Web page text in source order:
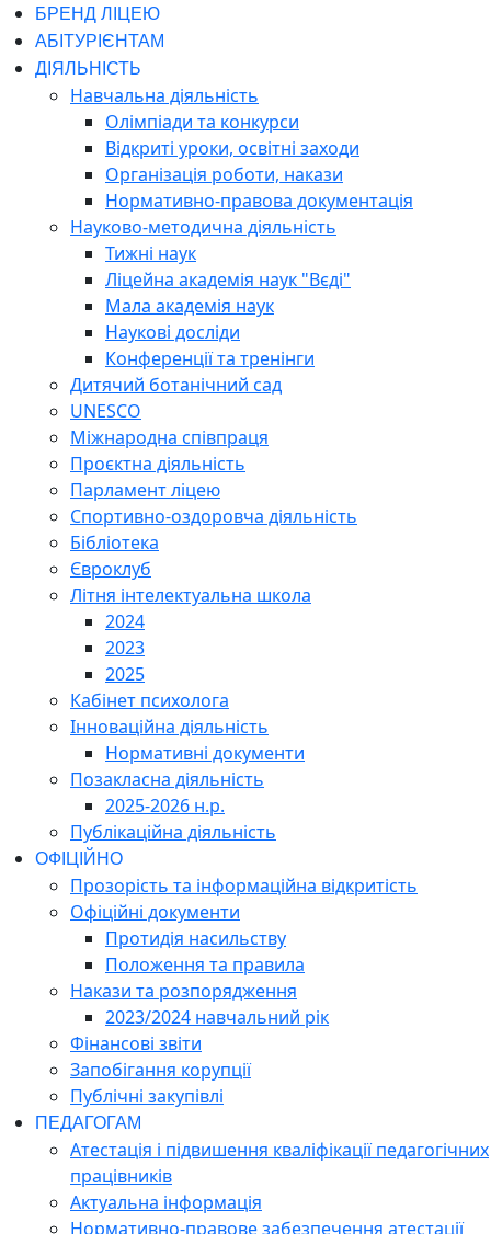
БРЕНД ЛІЦЕЮ
АБІТУРІЄНТАМ
ДІЯЛЬНІСТЬ
Навчальна діяльність
Олімпіади та конкурси
Відкриті уроки, освітні заходи
Організація роботи, накази
Нормативно-правова документація
Науково-методична діяльність
Тижні наук
Ліцейна академія наук "Вєді"
Мала академія наук
Наукові досліди
Конференції та тренінги
Дитячий ботанічний сад
UNESCO
Міжнародна співпраця
Проєктна діяльність
Парламент ліцею
Спортивно-оздоровча діяльність
Бібліотека
Євроклуб
Літня інтелектуальна школа
2024
2023
2025
Кабінет психолога
Інноваційна діяльність
Нормативні документи
Позакласна діяльність
2025-2026 н.р.
Публікаційна діяльність
ОФІЦІЙНО
Прозорість та інформаційна відкритість
Офіційні документи
Протидія насильству
Положення та правила
Накази та розпорядження
2023/2024 навчальний рік
Фінансові звіти
Запобігання корупції
Публічні закупівлі
ПЕДАГОГАМ
Атестація і підвишення кваліфікації педагогічних
працівників
Актуальна інформація
Нормативно-правове забезпечення атестації